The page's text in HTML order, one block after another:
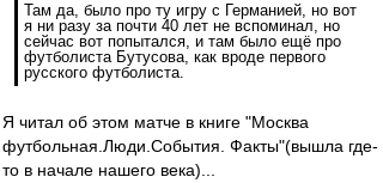
Там да, было про ту игру с Германией, но вот
я ни разу за почти 40 лет не вспоминал, но
сейчас вот попытался, и там было ещё про
футболиста Бутусова, как вроде первого
русского футболиста.
Я читал об этом матче в книге "Москва
футбольная.Люди.События. Факты"(вышла где-
то в начале нашего века)...